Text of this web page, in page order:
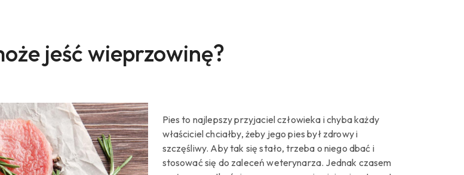
jeść wieprzowinę?
Pies to najlepszy przyjaciel człowieka i chyba każdy
właściciel chciałby, żeby jego pies był zdrowy i
szczęśliwy. Aby tak się stało, trzeba o niego dbać i
stosować się do zaleceń weterynarza. Jednak czasem